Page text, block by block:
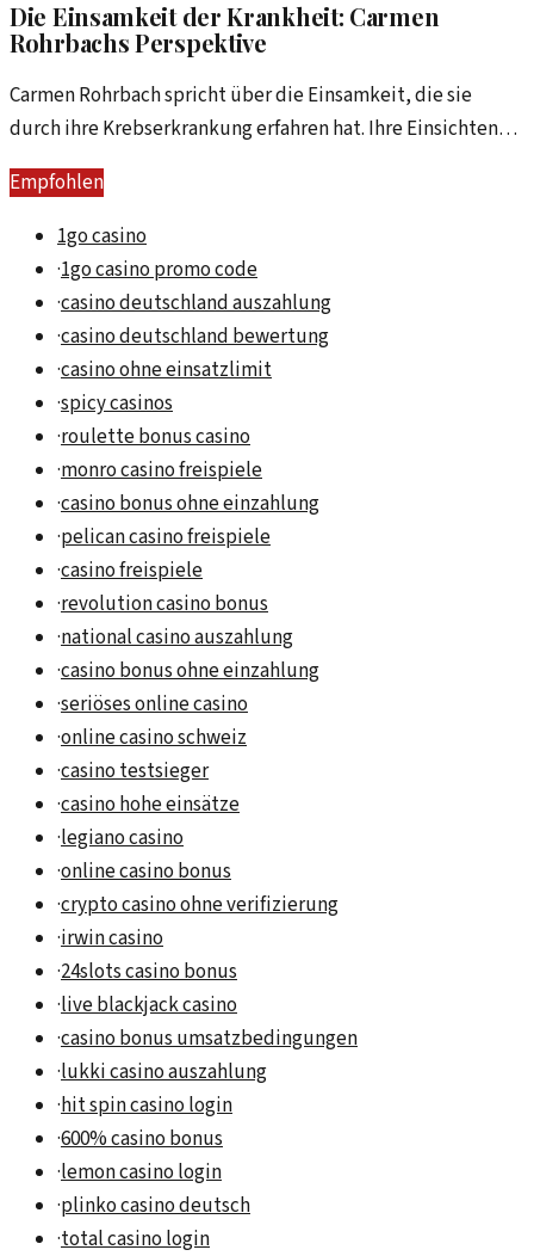
Die Einsamkeit der Krankheit: Carmen
Rohrbachs Perspektive
Carmen Rohrbach spricht über die Einsamkeit, die sie
durch ihre Krebserkrankung erfahren hat. Ihre Einsichten
laden dazu ein, das Thema Krankheit und Isolation neu zu
überdenken.
Empfohlen
1go casino
·1go casino promo code
·casino deutschland auszahlung
·casino deutschland bewertung
·casino ohne einsatzlimit
·spicy casinos
·roulette bonus casino
·monro casino freispiele
·casino bonus ohne einzahlung
·pelican casino freispiele
·casino freispiele
·revolution casino bonus
·national casino auszahlung
·casino bonus ohne einzahlung
·seriöses online casino
·online casino schweiz
·casino testsieger
·casino hohe einsätze
·legiano casino
·online casino bonus
·crypto casino ohne verifizierung
·irwin casino
·24slots casino bonus
·live blackjack casino
·casino bonus umsatzbedingungen
·lukki casino auszahlung
·hit spin casino login
·600% casino bonus
·lemon casino login
·plinko casino deutsch
·total casino login